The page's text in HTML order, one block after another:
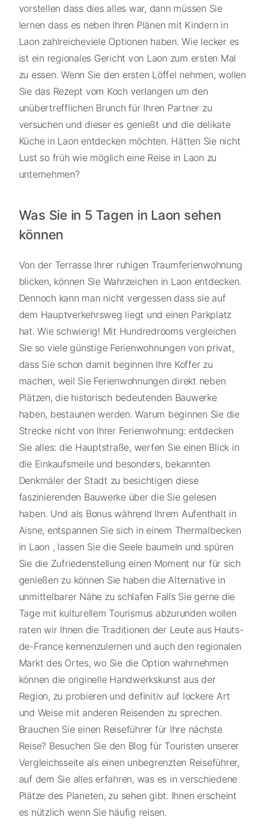
vorstellen dass dies alles war, dann müssen Sie
lernen dass es neben Ihren Plänen mit Kindern in
Laon zahlreicheviele Optionen haben. Wie lecker es
ist ein regionales Gericht von Laon zum ersten Mal
zu essen. Wenn Sie den ersten Löffel nehmen, wollen
Sie das Rezept vom Koch verlangen um den
unübertrefflichen Brunch für Ihren Partner zu
versuchen und dieser es genießt und die delikate
Küche in Laon entdecken möchten. Hätten Sie nicht
Lust so früh wie möglich eine Reise in Laon zu
unternehmen?
Was Sie in 5 Tagen in Laon sehen
können
Von der Terrasse Ihrer ruhigen Traumferienwohnung
blicken, können Sie Wahrzeichen in Laon entdecken.
Dennoch kann man nicht vergessen dass sie auf
dem Hauptverkehrsweg liegt und einen Parkplatz
hat. Wie schwierig! Mit Hundredrooms vergleichen
Sie so viele günstige Ferienwohnungen von privat,
dass Sie schon damit beginnen Ihre Koffer zu
machen, weil Sie Ferienwohnungen direkt neben
Plätzen, die historisch bedeutenden Bauwerke
haben, bestaunen werden. Warum beginnen Sie die
Strecke nicht von Ihrer Ferienwohnung: entdecken
Sie alles: die Hauptstraße, werfen Sie einen Blick in
die Einkaufsmeile und besonders, bekannten
Denkmäler der Stadt zu besichtigen diese
faszinierenden Bauwerke über die Sie gelesen
haben. Und als Bonus während Ihrem Aufenthalt in
Aisne, entspannen Sie sich in einem Thermalbecken
in Laon , lassen Sie die Seele baumeln und spüren
Sie die Zufriedenstellung einen Moment nur für sich
genießen zu können Sie haben die Alternative in
unmittelbarer Nähe zu schlafen Falls Sie gerne die
Tage mit kulturellem Tourismus abzurunden wollen
raten wir Ihnen die Traditionen der Leute aus Hauts-
de-France kennenzulernen und auch den regionalen
Markt des Ortes, wo Sie die Option wahrnehmen
können die originelle Handwerkskunst aus der
Region, zu probieren und definitiv auf lockere Art
und Weise mit anderen Reisenden zu sprechen.
Brauchen Sie einen Reiseführer für Ihre nächste
Reise? Besuchen Sie den Blog für Touristen unserer
Vergleichsseite als einen unbegrenzten Reiseführer,
auf dem Sie alles erfahren, was es in verschiedene
Plätze des Planeten, zu sehen gibt. Ihnen erscheint
es nützlich wenn Sie häufig reisen.